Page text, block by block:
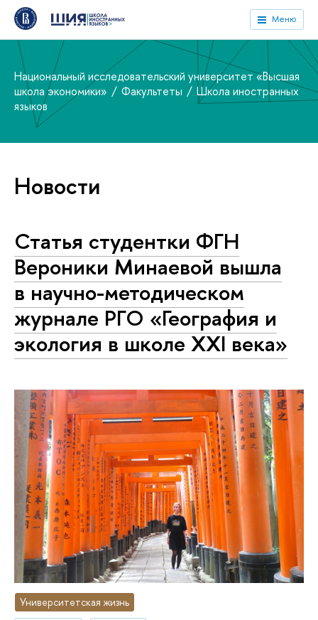
Меню
Национальный исследовательский университет «Высшая
школа экономики»
Факультеты
Школа иностранных
языков
Новости
Статья студентки ФГН
Вероники Минаевой вышла
в научно-методическом
журнале РГО «География и
экология в школе XXI века»
Университетская жизнь